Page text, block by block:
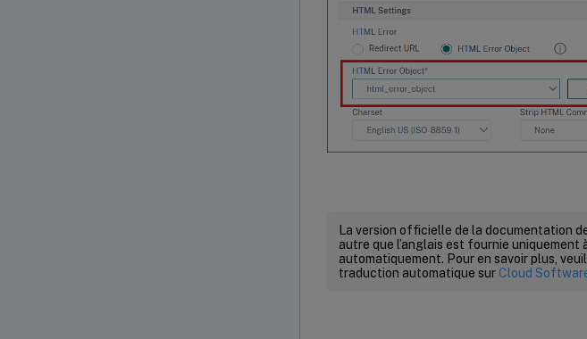
La version officielle de la documentation
autre que l’anglais est fournie
automatiquement. Pour en savoir plus,
traduction automatique sur Cloud